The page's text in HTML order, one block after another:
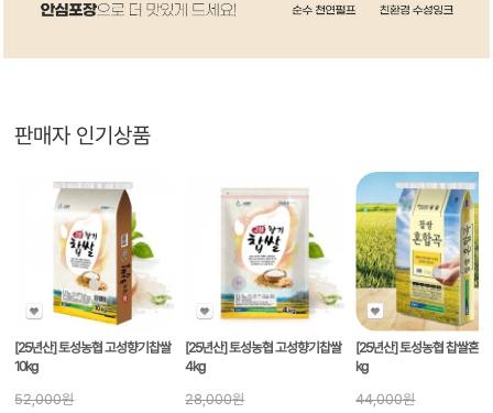
판매자 인기상품
[25년산] 토성농협 고성향기찹쌀
10kg
52,000원
[25년산] 토성농협 고성향기찹쌀
4kg
28,000원
[25년산] 토성농협 찹쌀혼합
kg
44,000원